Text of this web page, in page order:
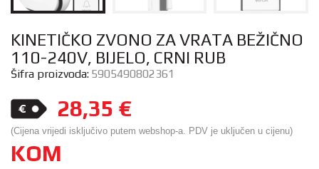
KINETIČKO ZVONO ZA VRATA BEŽIČNO
110-240V, BIJELO, CRNI RUB
Šifra proizvoda: 5905490802361
28,35 €
(Cijena vrijedi isključivo putem webshop-a. PDV je uključen u cijenu)
KOM